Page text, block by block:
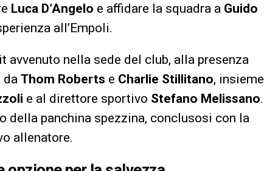
Luca D’Angelo e affidare la squadra a Guido
all’Empoli.
avvenuto nella sede del club, alla presenza
da Thom Roberts e Charlie Stillitano, insieme
e al direttore sportivo Stefano Melissano.
della panchina spezzina, conclusosi con la
allenatore.